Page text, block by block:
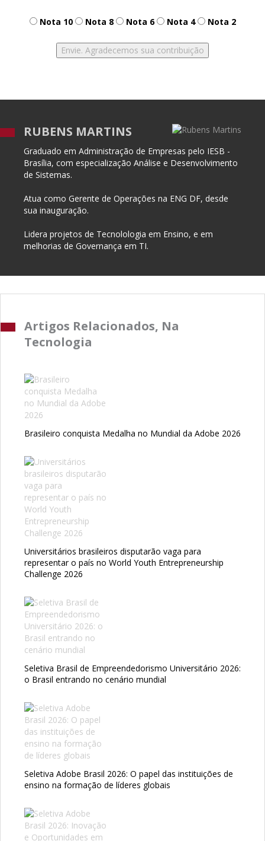
Nota 10 Nota 8 Nota 6 Nota 4 Nota 2
RUBENS MARTINS
Graduado em Administração de Empresas pelo IESB -
Brasília, com especialização Análise e Desenvolvimento
de Sistemas.
Atua como Gerente de Operações na ENG DF, desde
sua inauguração.
Lidera projetos de Tecnolologia em Ensino, e em
melhorias de Governança em TI.
Artigos Relacionados, Na
Tecnologia
Brasileiro conquista Medalha no Mundial da Adobe 2026
Universitários brasileiros disputarão vaga para
representar o país no World Youth Entrepreneurship
Challenge 2026
Seletiva Brasil de Empreendedorismo Universitário 2026:
o Brasil entrando no cenário mundial
Seletiva Adobe Brasil 2026: O papel das instituições de
ensino na formação de líderes globais